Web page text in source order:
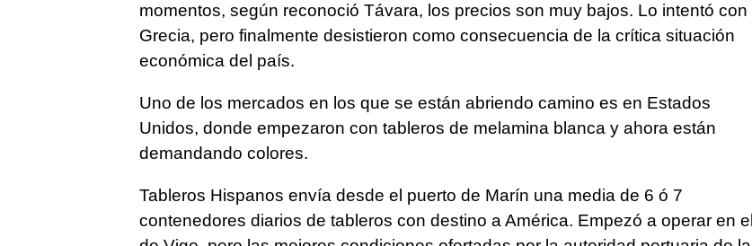
momentos, según reconoció Távara, los precios son muy bajos. Lo intentó con
Grecia, pero finalmente desistieron como consecuencia de la crítica situación
económica del país.
Uno de los mercados en los que se están abriendo camino es en Estados
Unidos, donde empezaron con tableros de melamina blanca y ahora están
demandando colores.
Tableros Hispanos envía desde el puerto de Marín una media de 6 ó 7
contenedores diarios de tableros con destino a América. Empezó a operar en el